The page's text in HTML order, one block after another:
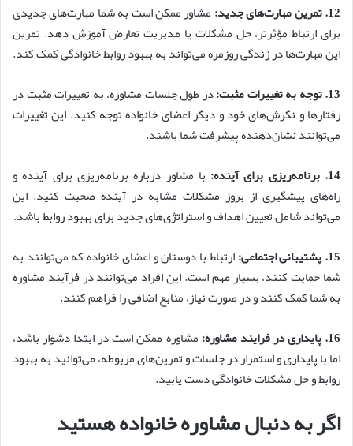
12. تمرین مهارت‌های جدید:
مشاور ممکن است به شما مهارت‌های جدیدی
برای ارتباط مؤثرتر، حل مشکلات یا مدیریت تعارض آموزش دهد. تمرین
این مهارت‌ها در زندگی روزمره می‌تواند به بهبود روابط خانوادگی کمک کند.
13. توجه به تغییرات مثبت:
در طول جلسات مشاوره، به تغییرات مثبت در
رفتارها و نگرش‌های خود و دیگر اعضای خانواده توجه کنید. این تغییرات
می‌توانند نشان‌دهنده پیشرفت شما باشند.
14. برنامه‌ریزی برای آینده:
با مشاور درباره برنامه‌ریزی برای آینده و
راه‌های پیشگیری از بروز مشکلات مشابه در آینده صحبت کنید. این
می‌تواند شامل تعیین اهداف و استراتژی‌های جدید برای بهبود روابط باشد.
15. پشتیبانی اجتماعی:
ارتباط با دوستان و اعضای خانواده که می‌توانند به
شما حمایت کنند، بسیار مهم است. این افراد می‌توانند در فرآیند مشاوره
به شما کمک کنند و در صورت نیاز، منابع اضافی را فراهم کنند.
16. پایداری در فرایند مشاوره:
مشاوره ممکن است در ابتدا دشوار باشد،
اما با پایداری و استمرار در جلسات و تمرین‌های مربوطه، می‌توانید به بهبود
روابط و حل مشکلات خانوادگی دست یابید.
اگر به دنبال مشاوره خانواده هستید